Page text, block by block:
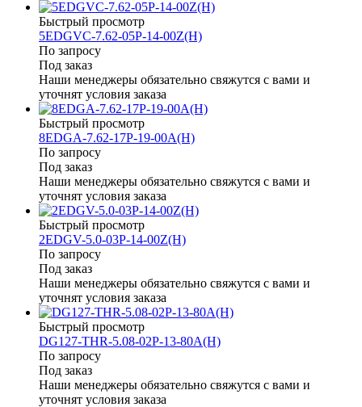
Быстрый просмотр
5EDGVC-7.62-05P-14-00Z(H)
По запросу
Под заказ
Наши менеджеры обязательно свяжутся с вами и
уточнят условия заказа
Быстрый просмотр
8EDGA-7.62-17P-19-00A(H)
По запросу
Под заказ
Наши менеджеры обязательно свяжутся с вами и
уточнят условия заказа
Быстрый просмотр
2EDGV-5.0-03P-14-00Z(H)
По запросу
Под заказ
Наши менеджеры обязательно свяжутся с вами и
уточнят условия заказа
Быстрый просмотр
DG127-THR-5.08-02P-13-80A(H)
По запросу
Под заказ
Наши менеджеры обязательно свяжутся с вами и
уточнят условия заказа